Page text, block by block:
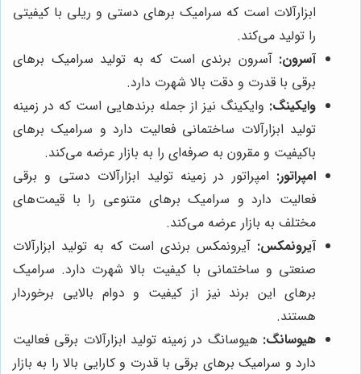
ابزارآلات است که سرامیک برهای دستی و ریلی با کیفیتی
را تولید می‌کند.
آسرون: آسرون برندی است که به تولید سرامیک برهای
برقی با قدرت و دقت بالا شهرت دارد.
وایکینگ: وایکینگ نیز از جمله برندهایی است که در زمینه
تولید ابزارآلات ساختمانی فعالیت دارد و سرامیک برهای
باکیفیت و مقرون به صرفه‌ای را به بازار عرضه می‌کند.
امپراتور: امپراتور در زمینه تولید ابزارآلات دستی و برقی
فعالیت دارد و سرامیک برهای متنوعی را با قیمت‌های
مختلف به بازار عرضه می‌کند.
آیرونمکس: آیرونمکس برندی است که به تولید ابزارآلات
صنعتی و ساختمانی با کیفیت بالا شهرت دارد. سرامیک
برهای این برند نیز از کیفیت و دوام بالایی برخوردار
هستند.
هیوسانگ: هیوسانگ در زمینه تولید ابزارآلات برقی فعالیت
دارد و سرامیک برهای برقی با قدرت و کارایی بالا را به بازار